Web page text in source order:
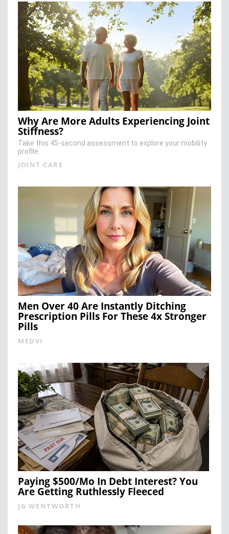
Why Are More Adults Experiencing Joint
Stiffness?
Take this 45-second assessment to explore your mobility
profile.
JOINT CARE
Men Over 40 Are Instantly Ditching
Prescription Pills For These 4x Stronger
Pills
MEDVI
Paying $500/Mo In Debt Interest? You
Are Getting Ruthlessly Fleeced
JG WENTWORTH